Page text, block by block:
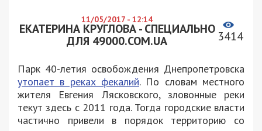
11/05/2017 - 12:14
ЕКАТЕРИНА КРУГЛОВА - СПЕЦИАЛЬНО
ДЛЯ 49000.COM.UA
3414
Парк 40-летия освобождения Днепропетровска
утопает в реках фекалий. По словам местного
жителя Евгения Лясковского, зловонные реки
текут здесь с 2011 года. Тогда городские власти
частично привели в порядок территорию со